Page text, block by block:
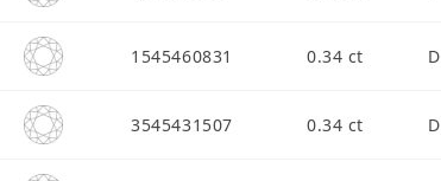
1545460831 0.34 ct D
3545431507 0.34 ct D